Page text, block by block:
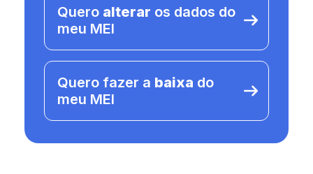
Quero alterar os dados do
meu MEI
Quero fazer a baixa do
meu MEI